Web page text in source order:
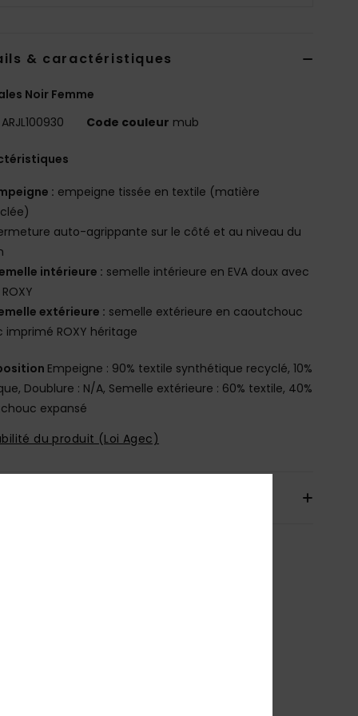
& caractéristiques
Noir Femme
ARJL100930 Code couleur mub
: empeigne tissée en textile (matière
auto-agrippante sur le côté et au niveau du
intérieure : semelle intérieure en EVA doux avec
extérieure : semelle extérieure en caoutchouc
imprimé ROXY héritage
Empeigne : 90% textile synthétique recyclé, 10%
Doublure : N/A, Semelle extérieure : 60% textile, 40%
expansé
du produit (Loi Agec)